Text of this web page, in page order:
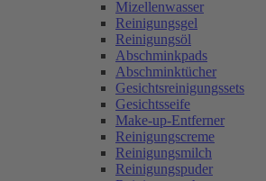
Mizellenwasser
Reinigungsgel
Reinigungsöl
Abschminkpads
Abschminktücher
Gesichtsreinigungssets
Gesichtsseife
Make-up-Entferner
Reinigungscreme
Reinigungsmilch
Reinigungspuder